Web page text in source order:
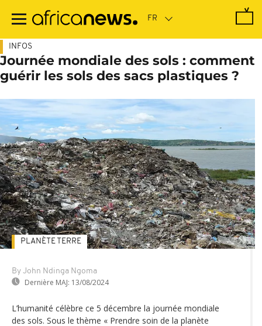
contenu
INFOS
Journée mondiale des sols : comment
guérir les sols des sacs plastiques ?
By John Ndinga Ngoma
Dernière MAJ: 13/08/2024
PLANÈTE TERRE
L’humanité célèbre ce 5 décembre la journée mondiale
des sols. Sous le thème « Prendre soin de la planète